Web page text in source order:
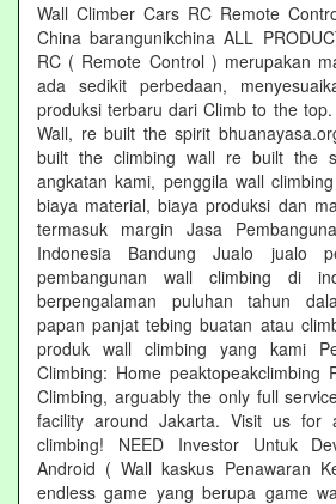
Wall Climber Cars RC Remote
China barangunikchina ALL
RC ( Remote Control ) merupakan
ada sedikit perbedaan,
produksi terbaru dari Climb to the
Wall, re built the spirit
built the climbing wall re built the
angkatan kami, penggila wall
biaya material, biaya produksi dan
termasuk margin Jasa
Indonesia Bandung Jualo jualo
pembangunan wall climbing di
berpengalaman puluhan tahun
papan panjat tebing buatan atau
produk wall climbing yang kami
Climbing: Home peaktopeakclimbing
Climbing, arguably the only full
facility around Jakarta. Visit us
climbing! NEED Investor Untuk
Android ( Wall kaskus Penawaran
endless game yang berupa game